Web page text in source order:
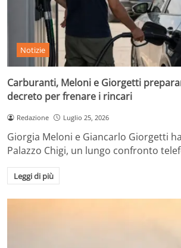
Notizie
Carburanti, Meloni e Giorgetti
decreto per frenare i rincari
Redazione Luglio 25, 2026
Giorgia Meloni e Giancarlo Giorgetti
Palazzo Chigi, un lungo confronto
Leggi di più